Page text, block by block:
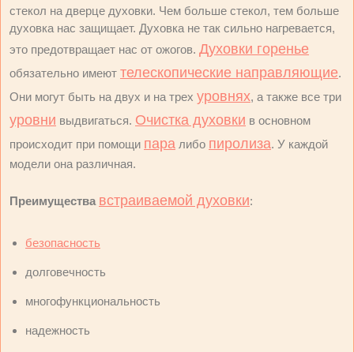
стекол на дверце духовки. Чем больше стекол, тем больше
духовка нас защищает. Духовка не так сильно нагревается,
это предотвращает нас от ожогов. Духовки горенье
обязательно имеют телескопические направляющие.
Они могут быть на двух и на трех уровнях, а также все три
уровни выдвигаться. Очистка духовки в основном
происходит при помощи пара либо пиролиза. У каждой
модели она различная.
Преимущества встраиваемой духовки:
безопасность
долговечность
многофункциональность
надежность